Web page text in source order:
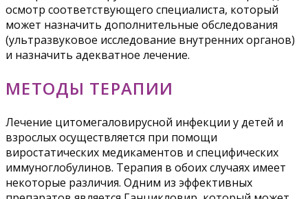
осмотр соответствующего специалиста, который
может назначить дополнительные обследования
(ультразвуковое исследование внутренних органов)
и назначить адекватное лечение.
МЕТОДЫ ТЕРАПИИ
Лечение цитомегаловирусной инфекции у детей и
взрослых осуществляется при помощи
виростатических медикаментов и специфических
иммуноглобулинов. Терапия в обоих случаях имеет
некоторые различия. Одним из эффективных